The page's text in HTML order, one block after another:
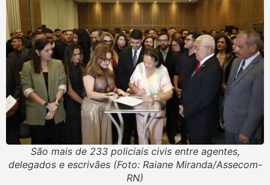
São mais de 233 policiais civis entre agentes,
delegados e escrivães (Foto: Raiane Miranda/Assecom-
RN)